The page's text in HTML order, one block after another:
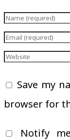
Save my
browser for
Notify